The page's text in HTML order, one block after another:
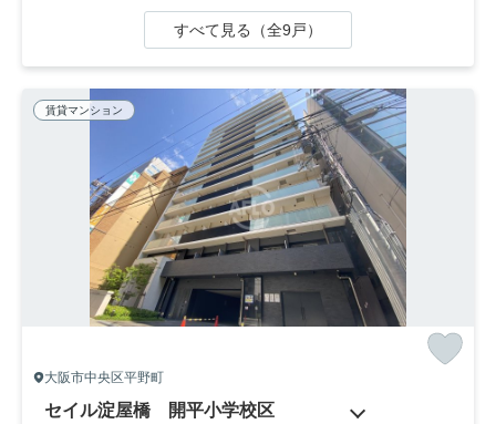
すべて見る（全9戸）
賃貸マンション
大阪市中央区平野町
セイル淀屋橋 開平小学校区